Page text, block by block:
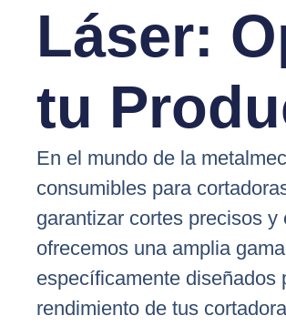
Láser:
tu
En el mundo de la
consumibles para
garantizar cortes precisos
ofrecemos una amplia
específicamente diseñados
rendimiento de tus